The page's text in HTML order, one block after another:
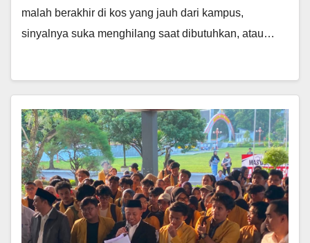
malah berakhir di kos yang jauh dari kampus,
sinyalnya suka menghilang saat dibutuhkan, atau…